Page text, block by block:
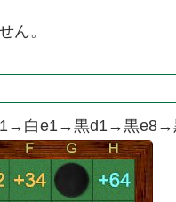
ん。
白e1→黒d1→黒e8→